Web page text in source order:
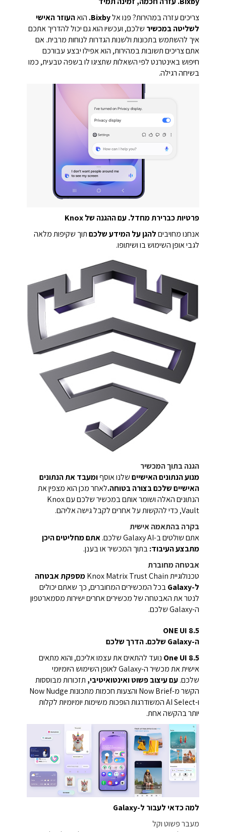
צריכים עזרה במהירות? פנו אלBixby. הואהעוזר האישי
לשליטה במכשיר שלכם, ועכשיו הוא גם יכול להדריך אתכם
איך להשתמש בתכונות ולשנות הגדרות לנוחות מרבית. אם
אתם צריכים תשובות במהירות, הוא אפילו יבצע עבורכם
חיפוש באינטרנט לפי השאלות שתציגו לו בשפה טבעית, כמו
בשיחה רגילה.
פרטיות כברירת מחדל. עם ההגנה של Knox
אנחנו מחויבים להגן על המידע שלכם תוך שקיפות מלאה
לגבי אופן השימוש בו ושיתופו.
הגנה בתוך המכשיר
מנוע הנתונים האישיים שלנו אוסףומעבד את הנתונים
האישיים שלכם בצורה בטוחה.לאחר מכן הוא מצפין את
הנתונים האלה ושומר אותם במכשיר שלכם עם Knox
Vault, כדי להקשות על אחרים לקבל גישה אליהם.
בקרה בהתאמה אישית
אתם שולטים ב-Galaxy AI שלכם.
אתם מחליטים היכן
מתבצע העיבוד:בתוך המכשיר או בענן.
אבטחה מחוברת
טכנולוגיית Knox Matrix Trust Chain
מספקת אבטחה
ל-Galaxy
בכל המכשירים המחוברים, כך שאתם יכולים
לנטר את האבטחה של מכשירים אחרים ישירות מסמארטפון
ה-Galaxy שלכם.
ONE UI 8.5
ה-Galaxy שלכם. הדרך שלכם
One UI 8.5 נועד להתאים את עצמו אליכם, והוא מתאים
אישית את מכשיר ה-Galaxy לאופן השימוש היומיומי
שלכם.עם עיצוב פשוט ואינטואיטיבי, תזכורות מבוססות
הקשר מ-Now Brief והצעות חכמות מתכונות Now Nudge
ו-AI Select המשודרגות הופכות משימות יומיומיות לקלות
יותר בהקשה אחת.
למה כדאי לעבור ל-Galaxy
מעבר פשוט וקל